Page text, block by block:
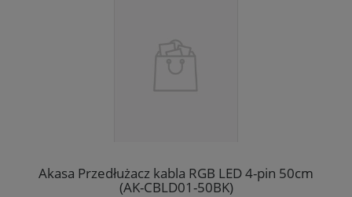
Akasa Przedłużacz kabla RGB LED 4-pin 50cm
(AK-CBLD01-50BK)